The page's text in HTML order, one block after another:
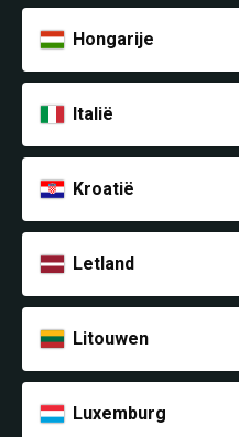
Hongarije
Italië
Kroatië
Letland
Litouwen
Luxemburg